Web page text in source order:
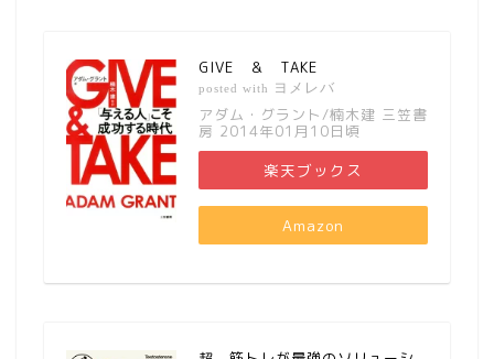
GIVE ＆ TAKE
posted with ヨメレバ
アダム・グラント/楠木建 三笠書
房 2014年01月10日頃
楽天ブックス
Amazon